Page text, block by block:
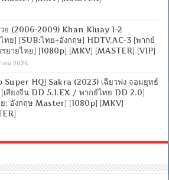
ย (2006-2009) Khan Kluay 1-2
ทย] [SUB:ไทย+อังกฤษ] HDTV.AC-3 [พากย์
รยายไทย] [1080p] [MKV] [MASTER] [VIP]
คม 2026
Super HQ] Sakra (2023) เฉียวฟง จอมยุทธ์
[เสียงจีน DD 5.1.EX / พากย์ไทย DD 2.0]
ย: อังกฤษ Master] [1080p] [MKV]